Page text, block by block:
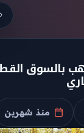
تاريخ النشر
منذ شهرين